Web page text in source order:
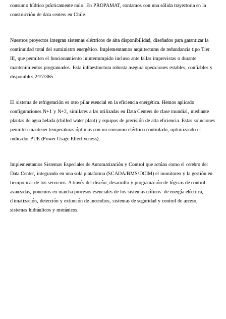
consumo hídrico prácticamente nulo. En PROPAMAT, contamos con una sólida trayectoria en la
construcción de data centers en Chile.
Nuestros proyectos integran sistemas eléctricos de alta disponibilidad, diseñados para garantizar la
continuidad total del suministro energético. Implementamos arquitecturas de redundancia tipo Tier
III, que permiten el funcionamiento ininterrumpido incluso ante fallas imprevistas o durante
mantenimientos programados. Esta infraestructura robusta asegura operaciones estables, confiables y
disponibles 24/7/365.
El sistema de refrigeración es otro pilar esencial en la eficiencia energética. Hemos aplicado
configuraciones N+1 y N+2, similares a las utilizadas en Data Centers de clase mundial, mediante
plantas de agua helada (chilled water plant) y equipos de precisión de alta eficiencia. Estas soluciones
permiten mantener temperaturas óptimas con un consumo eléctrico controlado, optimizando el
indicador PUE (Power Usage Effectiveness).
Implementamos Sistemas Especiales de Automatización y Control que actúan como el cerebro del
Data Center, integrando en una sola plataforma (SCADA/BMS/DCIM) el monitoreo y la gestión en
tiempo real de los servicios. A través del diseño, desarrollo y programación de lógicas de control
avanzadas, ponemos en marcha procesos esenciales de los sistemas críticos: de energía eléctrica,
climatización, detección y extinción de incendios, sistemas de seguridad y control de acceso,
sistemas hidráulicos y mecánicos.